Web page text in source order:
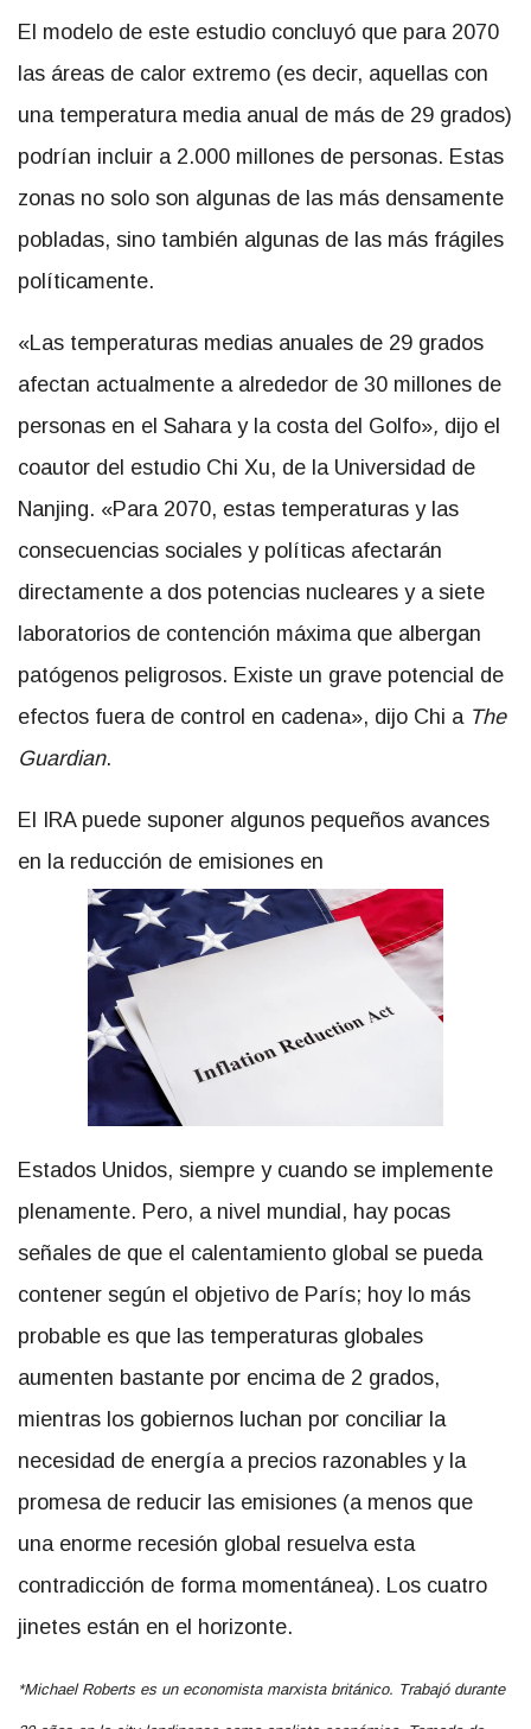
El modelo de este estudio concluyó que para 2070
las áreas de calor extremo (es decir, aquellas con
una temperatura media anual de más de 29 grados)
podrían incluir a 2.000 millones de personas. Estas
zonas no solo son algunas de las más densamente
pobladas, sino también algunas de las más frágiles
políticamente.
«Las temperaturas medias anuales de 29 grados
afectan actualmente a alrededor de 30 millones de
personas en el Sahara y la costa del Golfo», dijo el
coautor del estudio Chi Xu, de la Universidad de
Nanjing. «Para 2070, estas temperaturas y las
consecuencias sociales y políticas afectarán
directamente a dos potencias nucleares y a siete
laboratorios de contención máxima que albergan
patógenos peligrosos. Existe un grave potencial de
efectos fuera de control en cadena», dijo Chi a The
Guardian.
El IRA puede suponer algunos pequeños avances
en la reducción de emisiones en
Estados Unidos, siempre y cuando se implemente
plenamente. Pero, a nivel mundial, hay pocas
señales de que el calentamiento global se pueda
contener según el objetivo de París; hoy lo más
probable es que las temperaturas globales
aumenten bastante por encima de 2 grados,
mientras los gobiernos luchan por conciliar la
necesidad de energía a precios razonables y la
promesa de reducir las emisiones (a menos que
una enorme recesión global resuelva esta
contradicción de forma momentánea). Los cuatro
jinetes están en el horizonte.
*Michael Roberts es un economista marxista británico. Trabajó durante